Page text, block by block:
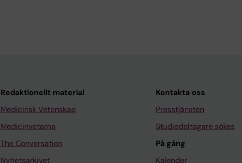
Redaktionellt material
Medicinsk Vetenskap
Medicinvetarna
The Conversation
Nyhetsarkivet
Kontakta oss
Presstjänsten
Studiedeltagare sökes
På gång
Kalender